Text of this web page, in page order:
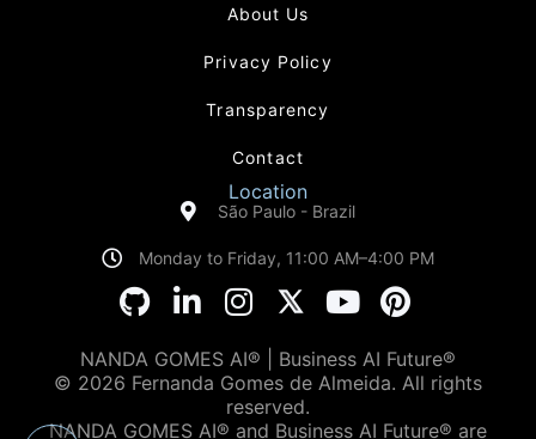
About Us
Privacy Policy
Transparency
Contact
Location
São Paulo - Brazil
Monday to Friday, 11:00 AM–4:00 PM
NANDA GOMES AI® | Business AI Future®
© 2026 Fernanda Gomes de Almeida. All rights
reserved.
NANDA GOMES AI® and Business AI Future® are